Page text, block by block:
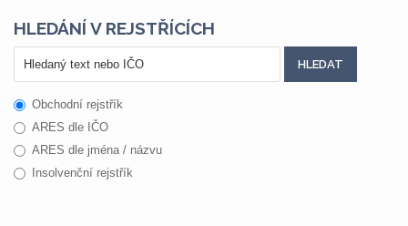
HLEDÁNÍ V REJSTŘÍCÍCH
Obchodní rejstřík
ARES dle IČO
ARES dle jména / názvu
Insolvenční rejstřík